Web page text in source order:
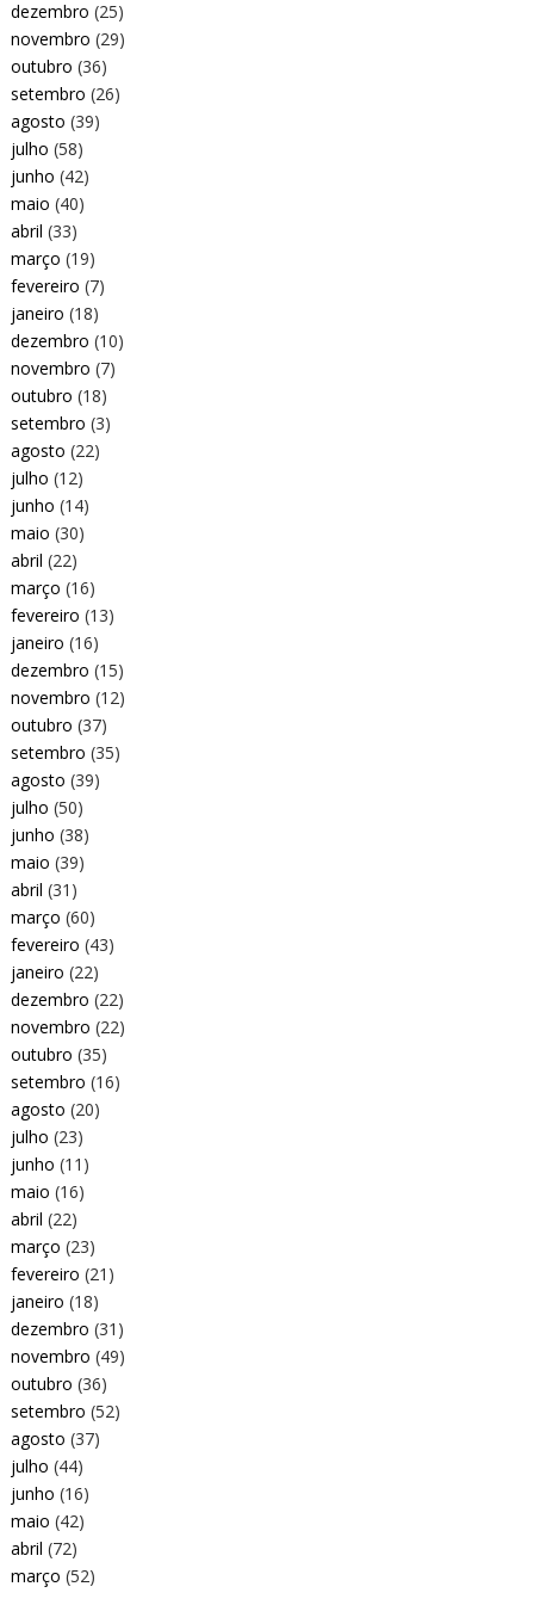
dezembro (25)
novembro (29)
outubro (36)
setembro (26)
agosto (39)
julho (58)
junho (42)
maio (40)
abril (33)
março (19)
fevereiro (7)
janeiro (18)
dezembro (10)
novembro (7)
outubro (18)
setembro (3)
agosto (22)
julho (12)
junho (14)
maio (30)
abril (22)
março (16)
fevereiro (13)
janeiro (16)
dezembro (15)
novembro (12)
outubro (37)
setembro (35)
agosto (39)
julho (50)
junho (38)
maio (39)
abril (31)
março (60)
fevereiro (43)
janeiro (22)
dezembro (22)
novembro (22)
outubro (35)
setembro (16)
agosto (20)
julho (23)
junho (11)
maio (16)
abril (22)
março (23)
fevereiro (21)
janeiro (18)
dezembro (31)
novembro (49)
outubro (36)
setembro (52)
agosto (37)
julho (44)
junho (16)
maio (42)
abril (72)
março (52)